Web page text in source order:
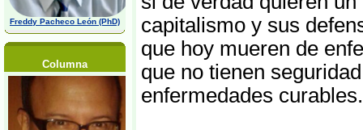
Freddy Pacheco León (PhD)
Columna
capitalismo y sus
que hoy mueren de
que no tienen
enfermedades curables.